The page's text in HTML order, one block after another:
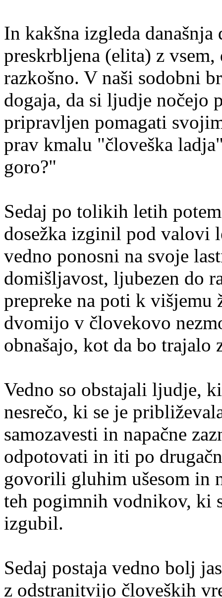
In kakšna izgleda
preskrbljena (elita) z
razkošno. V naši sodobni
dogaja, da si ljudje nočejo
pripravljen pomagati
prav kmalu "človeška
goro?"
Sedaj po tolikih letih
dosežka izginil pod valovi
vedno ponosni na svoje
domišljavost, ljubezen do
prepreke na poti k
dvomijo v človekovo
obnašajo, kot da bo trajalo
Vedno so obstajali ljudje,
nesrečo, ki se je
samozavesti in napačne
odpotovati in iti po
govorili gluhim ušesom in
teh pogimnih vodnikov, ki
izgubil.
Sedaj postaja vedno bolj
z odstranitvijo človeških